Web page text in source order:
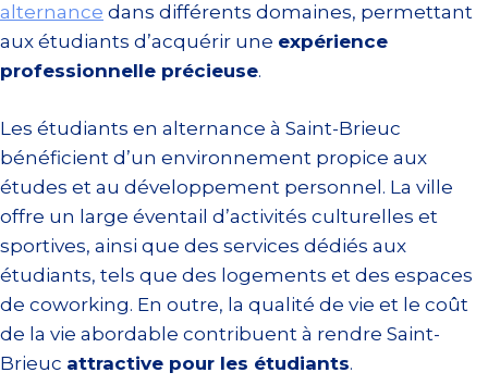
alternance dans différents domaines, permettant
aux étudiants d’acquérir une expérience
professionnelle précieuse.
Les étudiants en alternance à Saint-Brieuc
bénéficient d’un environnement propice aux
études et au développement personnel. La ville
offre un large éventail d’activités culturelles et
sportives, ainsi que des services dédiés aux
étudiants, tels que des logements et des espaces
de coworking. En outre, la qualité de vie et le coût
de la vie abordable contribuent à rendre Saint-
Brieuc attractive pour les étudiants.